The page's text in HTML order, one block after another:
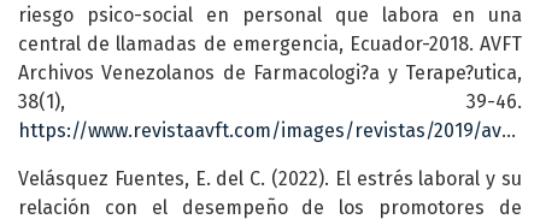
riesgo psico-social en personal que labora en una
central de llamadas de emergencia, Ecuador-2018. AVFT
Archivos Venezolanos de Farmacologi?a y Terape?utica,
38(1), 39-46.
https://www.revistaavft.com/images/revistas/2019/avft_1_2019/9_identificacion_evaluacion_factores.pdf
Velásquez Fuentes, E. del C. (2022). El estrés laboral y su
relación con el desempeño de los promotores de